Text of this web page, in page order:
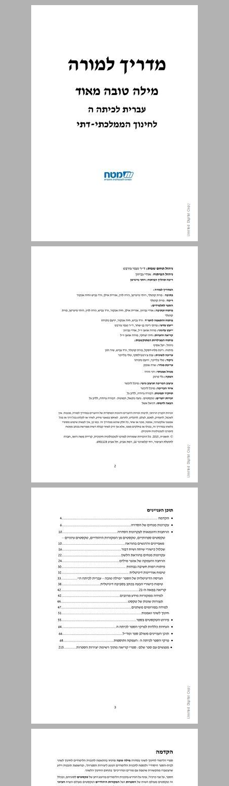
מדריך ל מורה מילה טובה מאוד עברית לכיתה ה לחינוך הממלכתי- דתי ... 0
תוכן העניינים ... 3